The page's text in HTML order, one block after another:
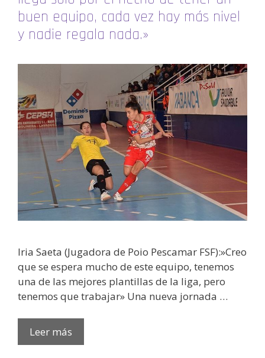
buen equipo, cada vez hay más nivel
y nadie regala nada.»
Iria Saeta (Jugadora de Poio Pescamar FSF):»Creo
que se espera mucho de este equipo, tenemos
una de las mejores plantillas de la liga, pero
tenemos que trabajar» Una nueva jornada …
Leer más